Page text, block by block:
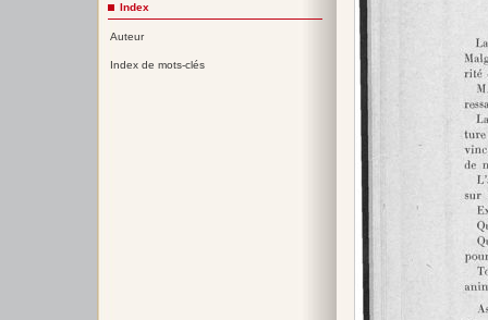
Index
Auteur
Index de mots-clés